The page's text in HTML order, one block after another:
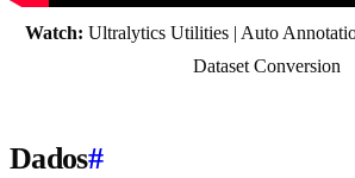
Watch: Ultralytics Utilities | Auto
Dataset Conversion
Dados#